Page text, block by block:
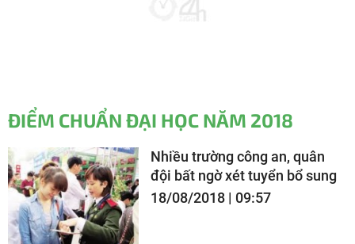
ĐIỂM CHUẨN ĐẠI HỌC NĂM 2018
Nhiều trường công an, quân
đội bất ngờ xét tuyển bổ sung
18/08/2018 | 09:57